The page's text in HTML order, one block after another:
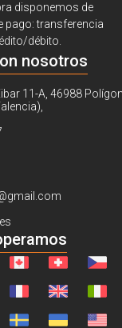
disponemos de
pago: transferencia
débito.
nosotros
11-A, 46988